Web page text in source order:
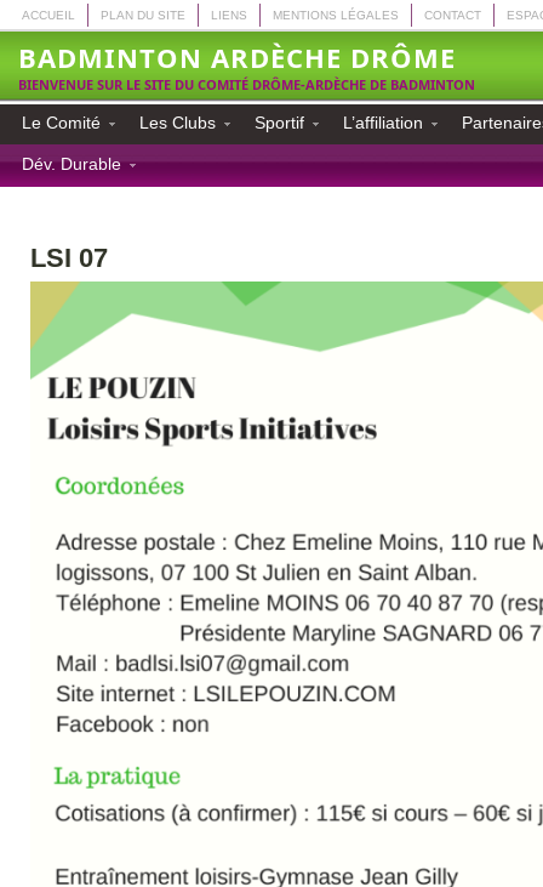
ACCUEIL PLAN DU SITE LIENS MENTIONS LÉGALES CONTACT
BADMINTON ARDÈCHE DRÔME
BIENVENUE SUR LE SITE DU COMITÉ DRÔME-ARDÈCHE DE BADMINTON
Le Comité Les Clubs Sportif L’affiliation
Dév. Durable
LSI 07